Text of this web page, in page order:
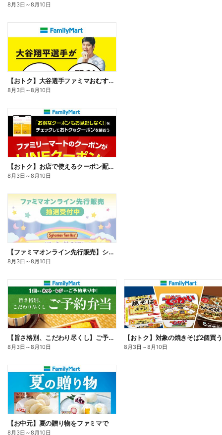
8月3日 ～8月10日
【おトク】大谷選手ファミマおむすび割
8月3日 ～8月10日
【おトク】お店で使えるクーポン配信中
8月3日 ～8月10日
【ファミマオンライン先行販売】シルバニアファミリー
8月3日 ～8月10日
【旨さ格別、こだわり尽くし】ご予約弁当
8月3日 ～8月10日 8月3日 ～8月10日
【お中元】夏の贈り物をファミマで
8月3日 ～8月10日